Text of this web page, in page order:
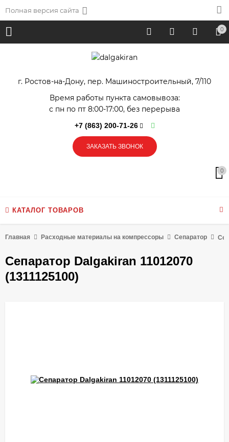
Полная версия сайта
0
г. Ростов-на-Дону, пер. Машиностроительный, 7/110
Время работы пункта самовывоза:
с пн по пт 8:00-17:00, без перерыва
+7 (863) 200-71-26
ЗАКАЗАТЬ ЗВОНОК
0
КАТАЛОГ ТОВАРОВ
Главная Расходные материалы на компрессоры Сепаратор
Сепаратор Dalgakiran 11012070
(1311125100)